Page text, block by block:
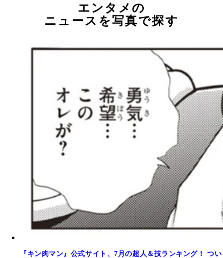
エンタメの
ニュースを写真で探す
『キン肉マン』公式サイト、7月の超人＆技ランキング！ つい